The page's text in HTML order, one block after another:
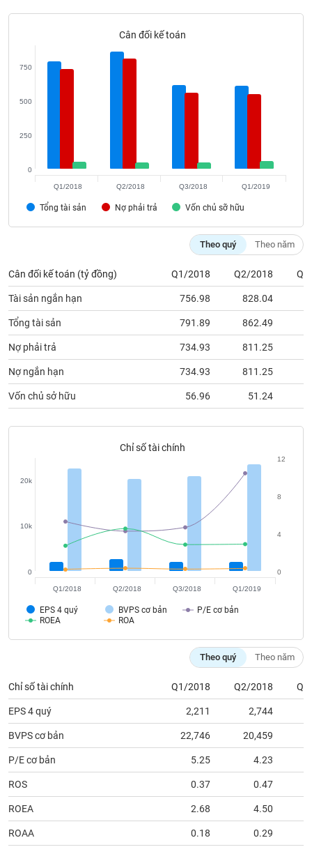
Cân đối kế toán
Tổng tài sản Nợ phải trả Vốn chủ sỡ hữu
0
250
500
750
Q1/2018 Q2/2018 Q3/2018 Q1/2019
Theo quý Theo năm
Cân đối kế toán (tỷ đồng) Q1/2018 Q2/2018
Tài sản ngắn hạn 756.98 828.04
Tổng tài sản 791.89 862.49
Nợ phải trả 734.93 811.25
Nợ ngắn hạn 734.93 811.25
Vốn chủ sở hữu 56.96 51.24
Chỉ số tài chính
EPS 4 quý BVPS cơ bản
P/E cơ bản
ROEA
ROA
0
10k
20k
0
4
8
12
Q1/2018 Q2/2018 Q3/2018 Q1/2019
Theo quý Theo năm
Chỉ số tài chính Q1/2018 Q2/2018
EPS 4 quý 2,211 2,744
BVPS cơ bản 22,746 20,459
P/E cơ bản 5.25 4.23
ROS 0.37 0.47
ROEA 2.68 4.50
ROAA 0.18 0.29
Đào
chính
Công
đầu
tư
Truyền
thông
chính